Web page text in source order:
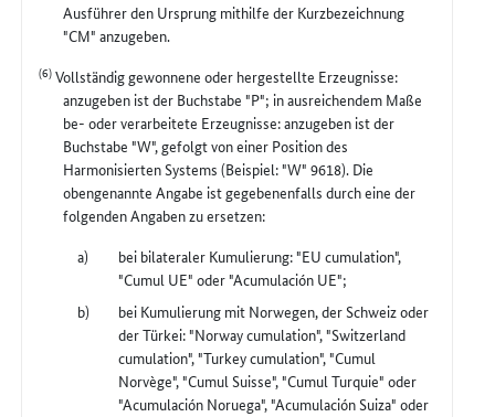
Ausführer den Ursprung mithilfe der Kurzbezeichnung
"CM" anzugeben.
(6)Vollständig gewonnene oder hergestellte Erzeugnisse:
anzugeben ist der Buchstabe "P"; in ausreichendem Maße
be- oder verarbeitete Erzeugnisse: anzugeben ist der
Buchstabe "W", gefolgt von einer Position des
Harmonisierten Systems (Beispiel: "W" 9618). Die
obengenannte Angabe ist gegebenenfalls durch eine der
folgenden Angaben zu ersetzen:
bei bilateraler Kumulierung: "EU cumulation",
"Cumul UE" oder "Acumulación UE";
bei Kumulierung mit Norwegen, der Schweiz oder
der Türkei: "Norway cumulation", "Switzerland
cumulation", "Turkey cumulation", "Cumul
Norvège", "Cumul Suisse", "Cumul Turquie" oder
"Acumulación Noruega", "Acumulación Suiza" oder